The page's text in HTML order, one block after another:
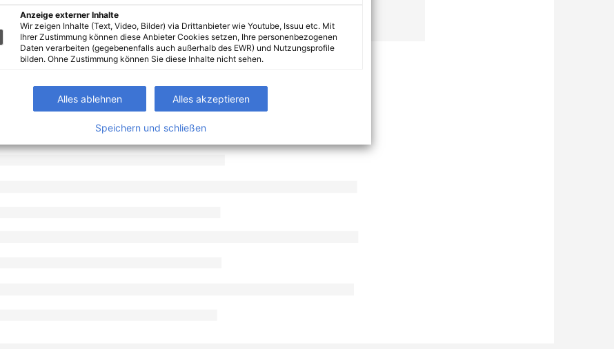
Anzeige externer Inhalte
Wir zeigen Inhalte (Text, Video, Bilder) via Drittanbieter wie Youtube, Issuu etc. Mit
Ihrer Zustimmung können diese Anbieter Cookies setzen, Ihre personenbezogenen
Daten verarbeiten (gegebenenfalls auch außerhalb des EWR) und Nutzungsprofile
bilden. Ohne Zustimmung können Sie diese Inhalte nicht sehen.
Alles ablehnen Alles akzeptieren
Speichern und schließen